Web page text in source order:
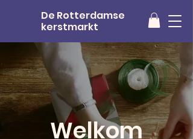
De Rotterdamse
kerstmarkt
Welkom